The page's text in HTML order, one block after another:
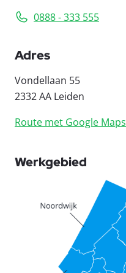
0888 - 333 555
Adres
Vondellaan 55
2332 AA Leiden
Route met Google Maps
Werkgebied